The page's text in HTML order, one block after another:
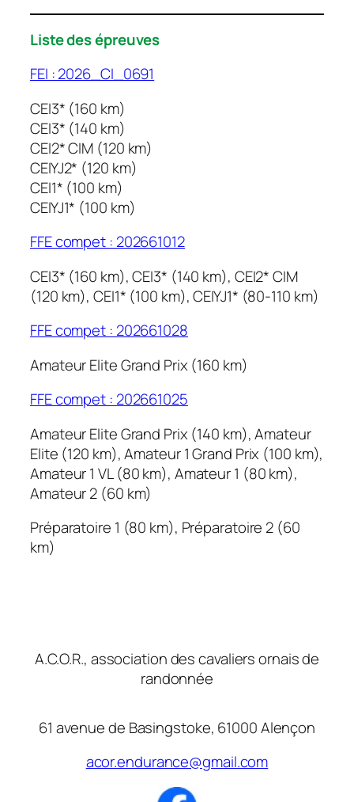
Liste des épreuves
FEI : 2026_CI_0691
CEI3* (160 km)
CEI3* (140 km)
CEI2* CIM (120 km)
CEIYJ2* (120 km)
CEI1* (100 km)
CEIYJ1* (100 km)
FFE compet : 202661012
CEI3* (160 km), CEI3* (140 km), CEI2* CIM
(120 km), CEI1* (100 km), CEIYJ1* (80-110 km)
FFE compet : 202661028
Amateur Elite Grand Prix (160 km)
FFE compet : 202661025
Amateur Elite Grand Prix (140 km), Amateur
Elite (120 km), Amateur 1 Grand Prix (100 km),
Amateur 1 VL (80 km), Amateur 1 (80 km),
Amateur 2 (60 km)
Préparatoire 1 (80 km), Préparatoire 2 (60
km)
A.C.O.R., association des cavaliers ornais de
randonnée
61 avenue de Basingstoke, 61000 Alençon
acor.endurance@gmail.com